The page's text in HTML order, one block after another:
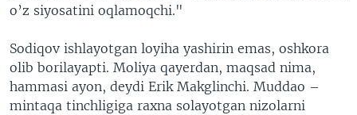
o’z siyosatini oqlamoqchi."
Sodiqov ishlayotgan loyiha yashirin emas, oshkora
olib borilayapti. Moliya qayerdan, maqsad nima,
hammasi ayon, deydi Erik Makglinchi. Muddao –
mintaqa tinchligiga raxna solayotgan nizolarni